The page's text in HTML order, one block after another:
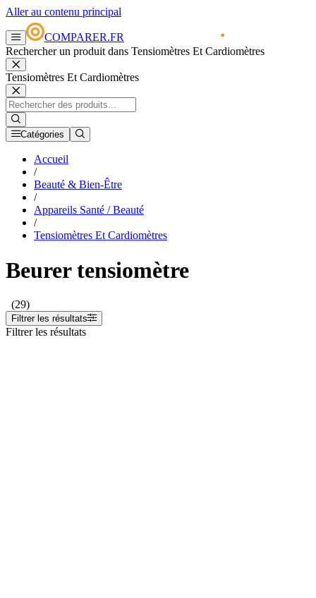
Aller au contenu principal
COMPARER.FR
Rechercher un produit dans Tensiomètres Et Cardiomètres
Tensiomètres Et Cardiomètres
Catégories
Accueil
/
Beauté & Bien-Être
/
Appareils Santé / Beauté
/
Tensiomètres Et Cardiomètres
Beurer tensiomètre
(29)
Filtrer les résultats
Filtrer les résultats